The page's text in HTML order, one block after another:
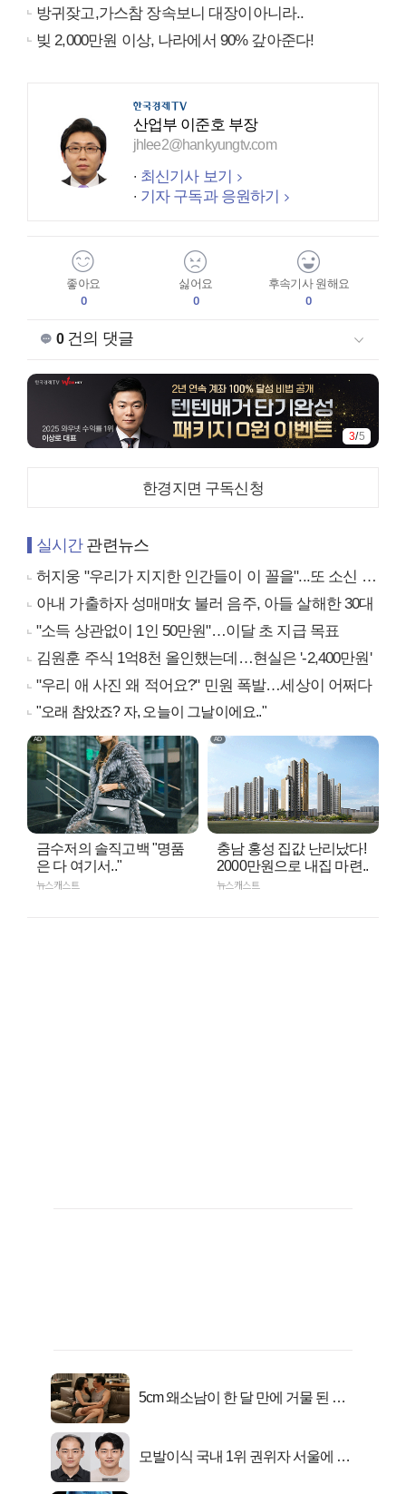
방귀잦고,가스참 장속보니 대장이아니라..
빚 2,000만원 이상, 나라에서 90% 갚아준다!
산업부 이준호 부장
jhlee2@hankyungtv.com
최신기사 보기
기자 구독과 응원하기
좋아요
0
싫어요
0
후속기사 원해요
0
0건의 댓글
3/5
한경지면 구독신청
실시간관련뉴스
허지웅 "우리가 지지한 인간들이 이 꼴을"...또 소신 발언
아내 가출하자 성매매女 불러 음주, 아들 살해한 30대
"소득 상관없이 1인 50만원"…이달 초 지급 목표
김원훈 주식 1억8천 올인했는데…현실은 '-2,400만원'
"우리 애 사진 왜 적어요?" 민원 폭발…세상이 어쩌다
"오래 참았죠? 자, 오늘이 그날이에요.."
금수저의 솔직고백 "명품
은 다 여기서.."
뉴스캐스트
충남 홍성 집값 난리났다!
2000만원으로 내집 마련..
뉴스캐스트
5cm 왜소남이 한 달 만에 거물 된 사
모발이식 국내 1위 권위자 서울에 있